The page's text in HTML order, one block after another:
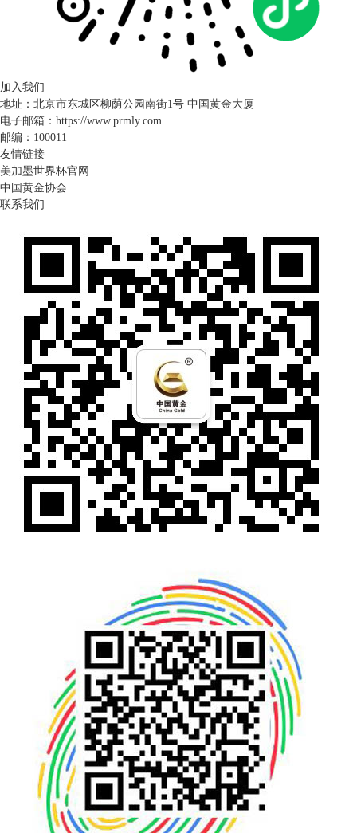
加入我们
地址：北京市东城区柳荫公园南街1号 中国黄金大厦
电子邮箱：https://www.prmly.com
邮编：100011
友情链接
美加墨世界杯官网
中国黄金协会
联系我们